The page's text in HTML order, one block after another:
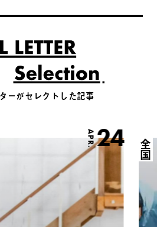
ーがセレクトした記事
APR.24 全国